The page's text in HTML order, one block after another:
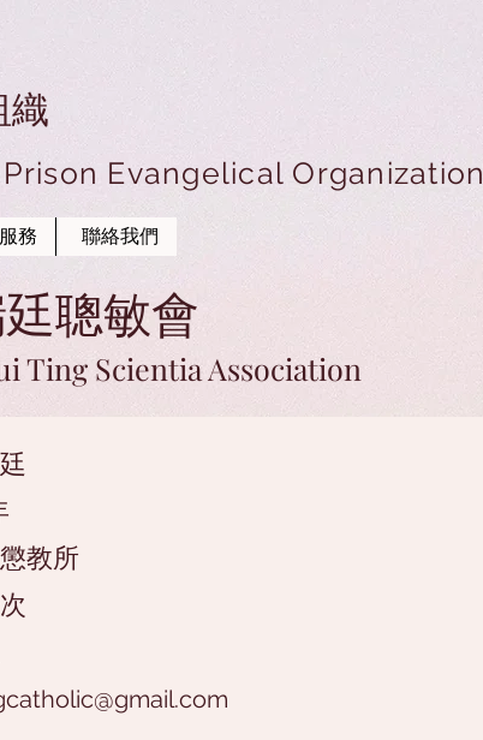
織
Evangelical Organization
務 聯絡我們
聰敏會
Ting Scientia Association
教所